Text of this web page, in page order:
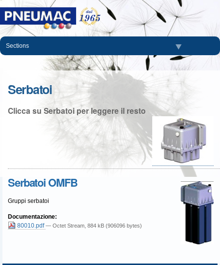
contenuti.
Salta
alla
navigazione
Sections
Serbatoi
Clicca su Serbatoi per leggere il resto
Serbatoi OMFB
Gruppi serbatoi
Documentazione:
80010.pdf— Octet Stream, 884 kB (906096 bytes)